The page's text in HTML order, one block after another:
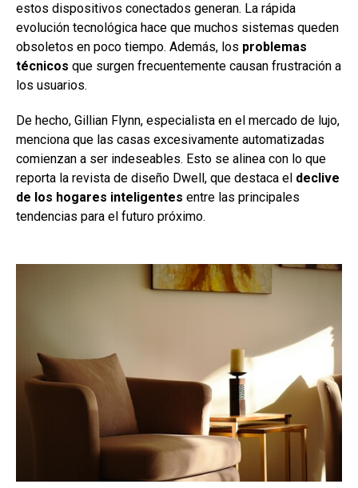
estos dispositivos conectados generan. La rápida
evolución tecnológica hace que muchos sistemas queden
obsoletos en poco tiempo. Además, los problemas
técnicos que surgen frecuentemente causan frustración a
los usuarios.
De hecho, Gillian Flynn, especialista en el mercado de lujo,
menciona que las casas excesivamente automatizadas
comienzan a ser indeseables. Esto se alinea con lo que
reporta la revista de diseño Dwell, que destaca el declive
de los hogares inteligentes entre las principales
tendencias para el futuro próximo.